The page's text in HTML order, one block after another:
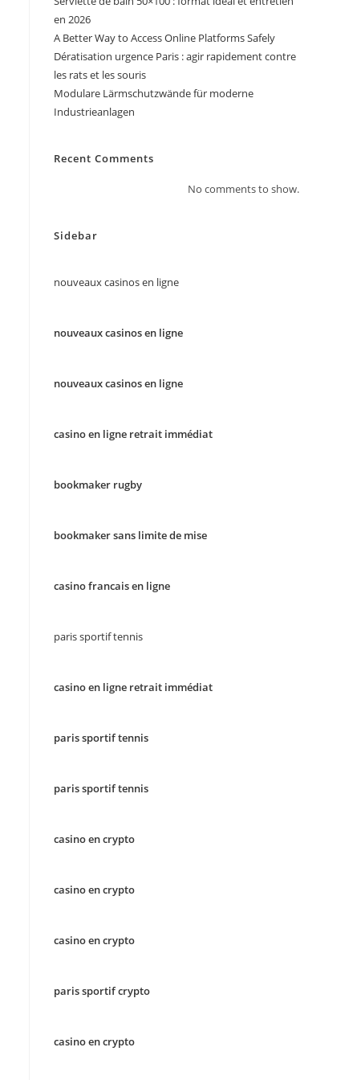
en 2026
A Better Way to Access Online Platforms Safely
Dératisation urgence Paris : agir rapidement contre
les rats et les souris
Modulare Lärmschutzwände für moderne
Industrieanlagen
Recent Comments
No comments to show.
Sidebar
nouveaux casinos en ligne
nouveaux casinos en ligne
nouveaux casinos en ligne
casino en ligne retrait immédiat
bookmaker rugby
bookmaker sans limite de mise
casino francais en ligne
paris sportif tennis
casino en ligne retrait immédiat
paris sportif tennis
paris sportif tennis
casino en crypto
casino en crypto
casino en crypto
paris sportif crypto
casino en crypto